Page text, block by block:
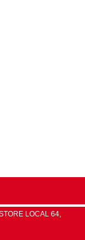
LOCAL 64,